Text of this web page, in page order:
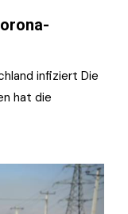
infiziert Die
hat die